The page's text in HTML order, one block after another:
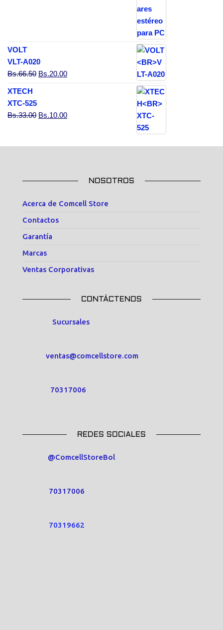
VOLT
VLT-A020
Bs.66.50 El precio original era: Bs.66.50.
Bs.20.00El precio actual es: Bs.20.00.
XTECH
XTC-525
Bs.33.00 El precio original era: Bs.33.00.
Bs.10.00El precio actual es: Bs.10.00.
NOSOTROS
Acerca de Comcell Store
Contactos
Garantía
Marcas
Ventas Corporativas
CONTÁCTENOS
Sucursales
ventas@comcellstore.com
70317006
REDES SOCIALES
@ComcellStoreBol
70317006
70319662